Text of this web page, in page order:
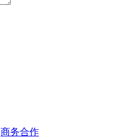
商务合作